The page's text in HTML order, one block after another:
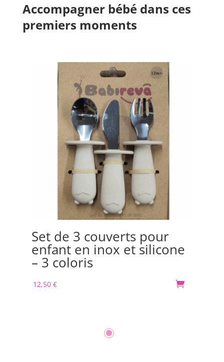
Accompagner bébé dans ces
premiers moments
Set de 3 couverts pour
enfant en inox et silicone
– 3 coloris
12,50 € 